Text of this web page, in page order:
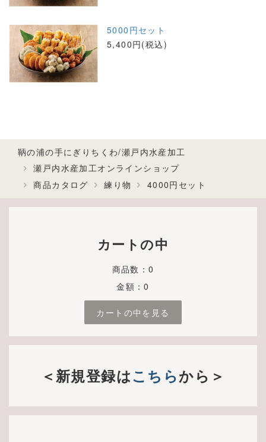
5000円セット
5,400円(税込)
鞆の浦の手にぎりちくわ/瀬戸内水産加工
瀬戸内水産加工オンラインショップ
商品カタログ
練り物 4000円セット
カートの中
商品数：0
金額：0
カートの中を見る
＜新規登録はこちらから＞